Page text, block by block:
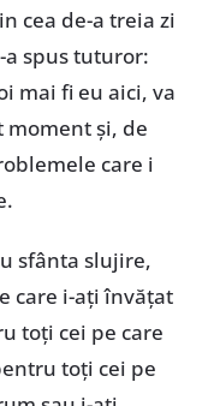
cea de-a treia zi
a spus tuturor:
mai fi eu aici, va
moment și, de
care i
sfânta slujire,
care i-ați învățat
toți cei pe care
toți cei pe